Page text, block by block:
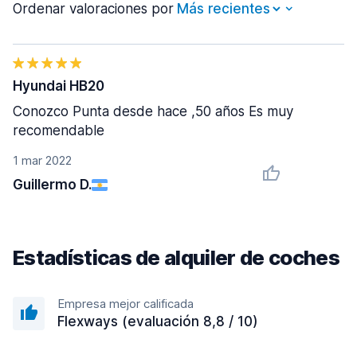
Ordenar valoraciones por
1 mar 2022
Guillermo D.
Hyundai HB20
Conozco Punta desde hace ,50 años Es muy
recomendable
Estadísticas de alquiler de coches
Empresa mejor calificada
Flexways (evaluación 8,8 / 10)